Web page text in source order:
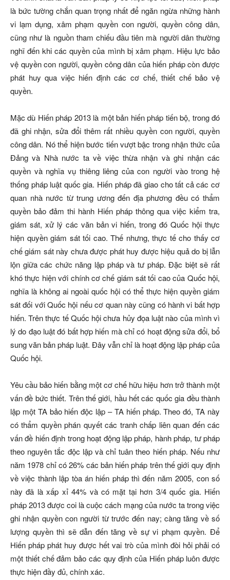
là bức tường chắn quan trọng nhất để ngăn ngừa những hành
vi lạm dụng, xâm phạm quyền con người, quyền công dân,
cũng như là nguồn tham chiếu đầu tiên mà người dân thường
nghĩ đến khi các quyền của mình bị xâm phạm. Hiệu lực bảo
vệ quyền con người, quyền công dân của hiến pháp còn được
phát huy qua việc hiến định các cơ chế, thiết chế bảo vệ
quyền.
Mặc dù Hiến pháp 2013 là một bản hiến pháp tiến bộ, trong đó
đã ghi nhận, sửa đổi thêm rất nhiều quyền con người, quyền
công dân. Nó thể hiện bước tiến vượt bậc trong nhận thức của
Đảng và Nhà nước ta về việc thừa nhận và ghi nhận các
quyền và nghĩa vụ thiêng liêng của con người vào trong hệ
thống pháp luật quốc gia. Hiến pháp đã giao cho tất cả các cơ
quan nhà nước từ trung ương đến địa phương đều có thẩm
quyền bảo đảm thi hành Hiến pháp thông qua việc kiểm tra,
giám sát, xử lý các văn bản vi hiến, trong đó Quốc hội thực
hiện quyền giám sát tối cao. Thế nhưng, thực tế cho thấy cơ
chế giám sát này chưa được phát huy được hiệu quả do bị lẫn
lộn giữa các chức năng lập pháp và tư pháp. Đặc biệt sẽ rất
khó thực hiện với chính cơ chế giám sát tối cao của Quốc hội,
nghĩa là không ai ngoài quốc hội có thể thực hiện quyền giám
sát đối với Quốc hội nếu cơ quan này cũng có hành vi bất hợp
hiến. Trên thực tế Quốc hội chưa hủy đọa luật nào của mình vì
lý do đạo luật đó bất hợp hiến mà chỉ có hoạt động sửa đổi, bổ
sung văn bản pháp luật. Đây vẫn chỉ là hoạt động lập pháp của
Quốc hội.
Yêu cầu bảo hiến bằng một cơ chế hữu hiệu hơn trở thành một
vấn đề bức thiết. Trên thế giới, hầu hết các quốc gia đều thành
lập một TA bảo hiến độc lập – TA hiến pháp. Theo đó, TA này
có thẩm quyền phán quyết các tranh chấp liên quan đến các
vấn đề hiến định trong hoạt động lập pháp, hành pháp, tư pháp
theo nguyên tắc độc lập và chỉ tuân theo hiến pháp. Nếu như
năm 1978 chỉ có 26% các bản hiến pháp trên thế giới quy định
về việc thành lập tòa án hiến pháp thì đến năm 2005, con số
này đã là xấp xỉ 44% và có mặt tại hơn 3/4 quốc gia. Hiến
pháp 2013 được coi là cuộc cách mạng của nước ta trong việc
ghi nhận quyền con người từ trước đến nay; càng tăng về số
lượng quyền thì sẽ dẫn đến tăng về sự vi phạm quyền. Để
Hiến pháp phát huy được hết vai trò của mình đòi hỏi phải có
một thiết chế đảm bảo các quy định của Hiến pháp luôn được
thực hiện đầy đủ, chính xác.